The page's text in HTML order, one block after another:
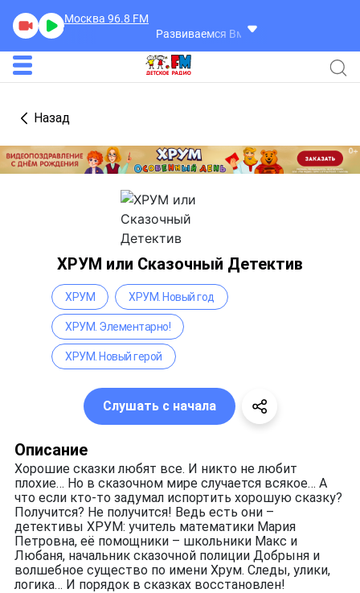
Москва 96.8 FM
Развиваемся Вместе
Назад
ХРУМ или Сказочный Детектив
Описание
Хорошие сказки любят все. И никто не любит
плохие… Но в сказочном мире случается всякое… А
что если кто-то задумал испортить хорошую сказку?
Получится? Не получится! Ведь есть они –
детективы ХРУМ: учитель математики Мария
Петровна, её помощники – школьники Макс и
Любаня, начальник сказочной полиции Добрыня и
волшебное существо по имени Хрум. Следы, улики,
логика… И порядок в сказках восстановлен!
ХРУМ ХРУМ. Новый год
ХРУМ. Элементарно!
ХРУМ. Новый герой
Слушать с начала